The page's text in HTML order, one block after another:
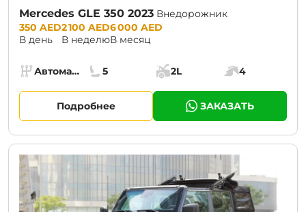
Mercedes GLE 350 2023 Внедорожник
Prices:
350 AED
В день
2 100 AED
В неделю
6 000 AED
В месяц
Specs:
Коробка передач:
Автомат (АКПП)
Места:
5
Объём багажника:
2L
Мощность
4
Подробнее ЗАКАЗАТЬ
CURRENT PROMOTION:
30% OFF